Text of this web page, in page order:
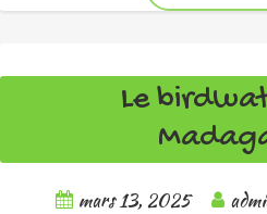
Le
mars 13, 2025